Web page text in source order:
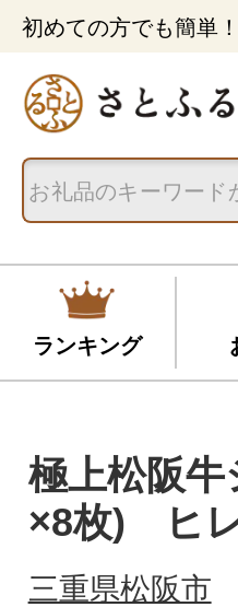
初めての方でも簡単
ランキング
極上松阪
×8枚) ヒ
三重県松阪市